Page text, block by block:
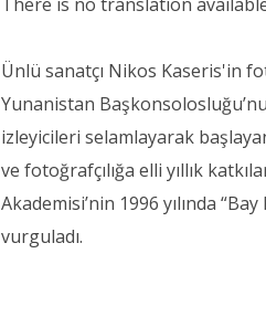
Ünlü sanatçı Nikos Kaseris'in
Yunanistan
izleyicileri selamlayarak
ve fotoğrafçılığa elli yıllık
Akademisi’nin 1996 yılında
vurguladı.